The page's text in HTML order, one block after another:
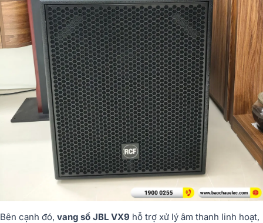
Bên cạnh đó, vang số JBL VX9 hỗ trợ xử lý âm thanh linh hoạt,